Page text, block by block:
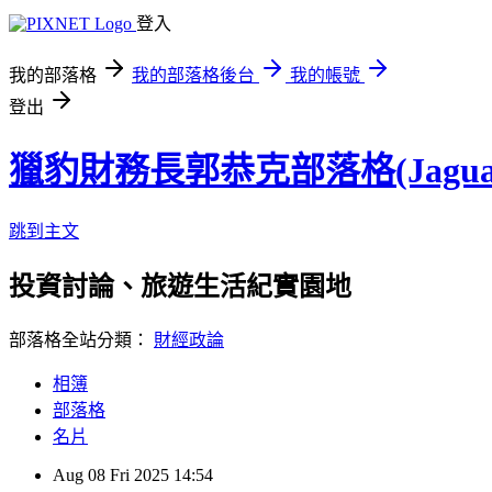
登入
我的部落格 我的部落格後台
我的帳號
登出
獵豹財務長郭恭克部落格
跳到主文
投資討論、旅遊生活紀實園地
部落格全站分類： 財經政論
相簿
部落格
名片
Aug 08 Fri 2025 14:54